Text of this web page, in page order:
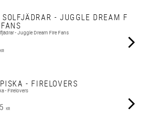
SOLFJÄDRAR - JUGGLE DREAM F
- Juggle Dream Fire Fans
KR
- FIRELOVERS
- Firelovers
KR